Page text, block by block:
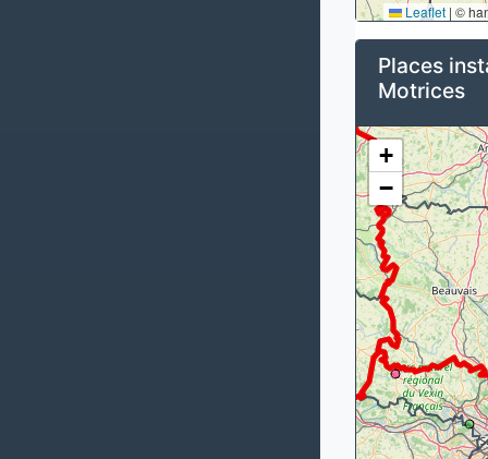
Leaflet | ©
Places
Motrices
+
−